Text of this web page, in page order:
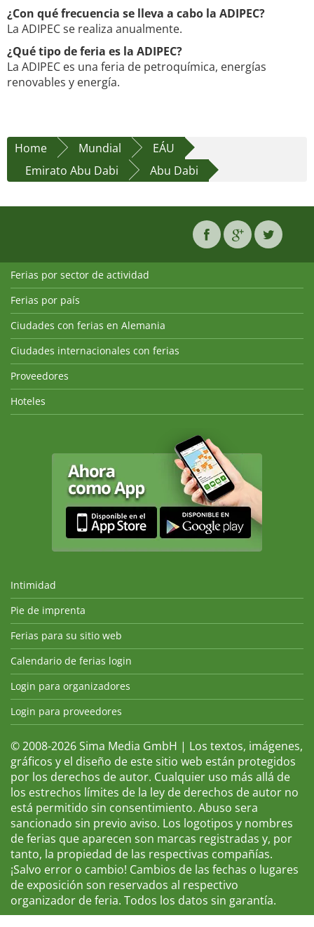
¿Con qué frecuencia se lleva a cabo la ADIPEC?
La ADIPEC se realiza anualmente.
¿Qué tipo de feria es la ADIPEC?
La ADIPEC es una feria de petroquímica, energías
renovables y energía.
Home Mundial
EÁU
Emirato Abu Dabi
Abu Dabi
Ferias por sector de actividad
Ferias por país
Ciudades con ferias en Alemania
Ciudades internacionales con ferias
Proveedores
Hoteles
Intimidad
Pie de imprenta
Ferias para su sitio web
Calendario de ferias login
Login para organizadores
Login para proveedores
© 2008-2026 Sima Media GmbH | Los textos, imágenes,
gráficos y el diseño de este sitio web están protegidos
por los derechos de autor. Cualquier uso más allá de
los estrechos límites de la ley de derechos de autor no
está permitido sin consentimiento. Abuso sera
sancionado sin previo aviso. Los logotipos y nombres
de ferias que aparecen son marcas registradas y, por
tanto, la propiedad de las respectivas compañías.
¡Salvo error o cambio! Cambios de las fechas o lugares
de exposición son reservados al respectivo
organizador de feria. Todos los datos sin garantía.